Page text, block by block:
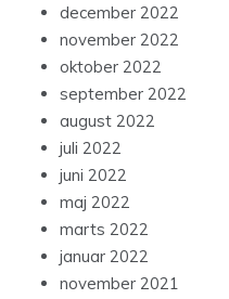
december 2022
november 2022
oktober 2022
september 2022
august 2022
juli 2022
juni 2022
maj 2022
marts 2022
januar 2022
november 2021